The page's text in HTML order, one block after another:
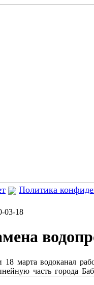
Политика
03-18
18 марта водоканал
часть города